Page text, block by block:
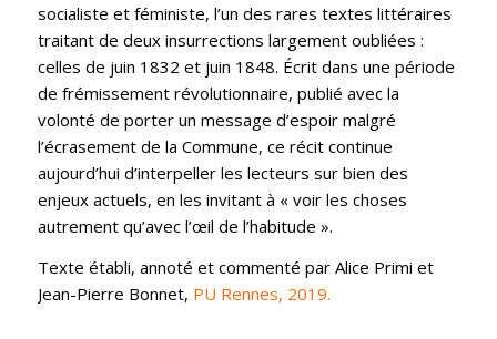
socialiste et féministe, l’un des rares textes littéraires
traitant de deux insurrections largement oubliées :
celles de juin 1832 et juin 1848. Écrit dans une période
de frémissement révolutionnaire, publié avec la
volonté de porter un message d’espoir malgré
l’écrasement de la Commune, ce récit continue
aujourd’hui d’interpeller les lecteurs sur bien des
enjeux actuels, en les invitant à « voir les choses
autrement qu’avec l’œil de l’habitude ».
Texte établi, annoté et commenté par Alice Primi et
Jean-Pierre Bonnet, PU Rennes, 2019.